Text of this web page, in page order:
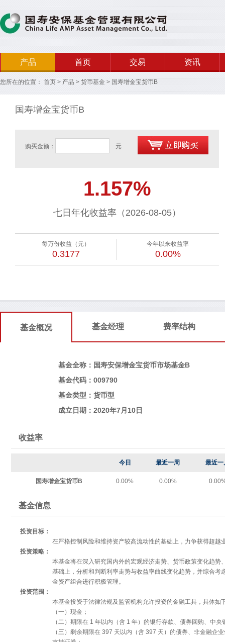
产品 首页 交易 资讯
您所在的位置： 首页 > 产品 > 货币基金 > 国寿增金宝货币B
国寿增金宝货币B
购买金额： 元
1.157%
七日年化收益率（2026-08-05）
每万份收益（元）
0.3177
今年以来收益率
0.00%
基金概况 基金经理 费率结构